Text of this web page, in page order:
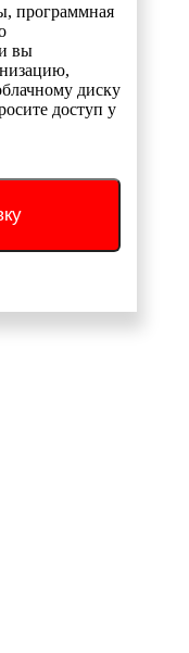
программная
вы
диску
доступ у